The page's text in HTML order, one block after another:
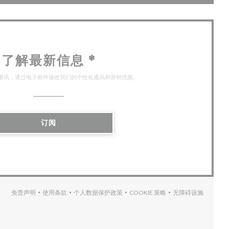
了解最新信息 *
讯，通过电子邮件接收我们的个性化通讯和营销优惠。
订阅
免责声明
((在新窗口中打开))
使用条款
((在新窗口中打开))
个人数据保护政策
((在新窗口中打开))
COOKIE 策略
((在新窗口中打开))
无障碍设施
((在新窗口中